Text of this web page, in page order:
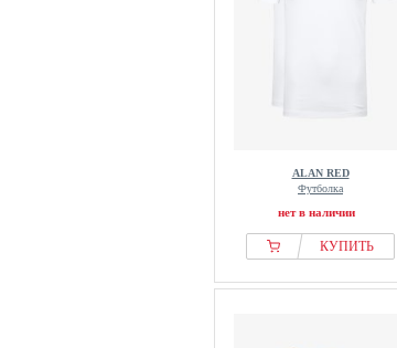
ALAN RED
Футболка
нет в наличии
КУПИТЬ